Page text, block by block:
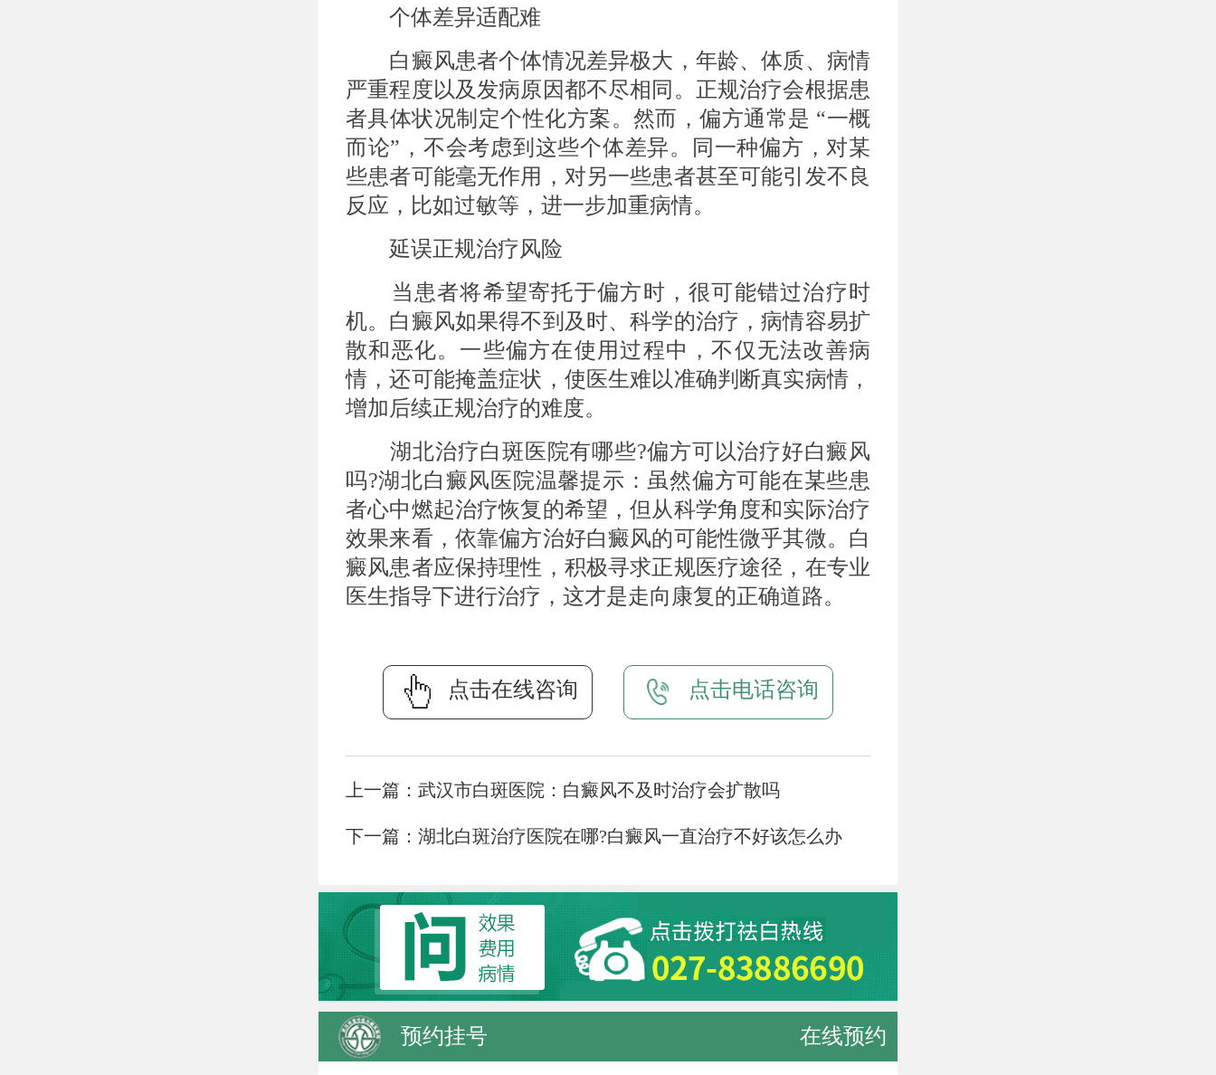
个体差异适配难
白癜风患者个体情况差异极大，年龄、体质、病情
严重程度以及发病原因都不尽相同。正规治疗会根据患
者具体状况制定个性化方案。然而，偏方通常是 “一概
而论”，不会考虑到这些个体差异。同一种偏方，对某
些患者可能毫无作用，对另一些患者甚至可能引发不良
反应，比如过敏等，进一步加重病情。
延误正规治疗风险
当患者将希望寄托于偏方时，很可能错过治疗时
机。白癜风如果得不到及时、科学的治疗，病情容易扩
散和恶化。一些偏方在使用过程中，不仅无法改善病
情，还可能掩盖症状，使医生难以准确判断真实病情，
增加后续正规治疗的难度。
湖北治疗白斑医院有哪些?偏方可以治疗好白癜风
吗?湖北白癜风医院温馨提示：虽然偏方可能在某些患
者心中燃起治疗恢复的希望，但从科学角度和实际治疗
效果来看，依靠偏方治好白癜风的可能性微乎其微。白
癜风患者应保持理性，积极寻求正规医疗途径，在专业
医生指导下进行治疗，这才是走向康复的正确道路。
点击在线咨询 点击电话咨询
上一篇： 武汉市白斑医院：白癜风不及时治疗会扩散吗
下一篇： 湖北白斑治疗医院在哪?白癜风一直治疗不好该怎么办
预约挂号 在线预约